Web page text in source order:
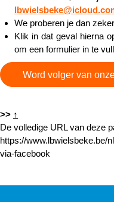
We proberen je dan
Klik in dat geval hierna
om een formulier in te
Word volger van
>> ↑
De volledige URL van deze
https://www.lbwielsbeke.be/
via-facebook